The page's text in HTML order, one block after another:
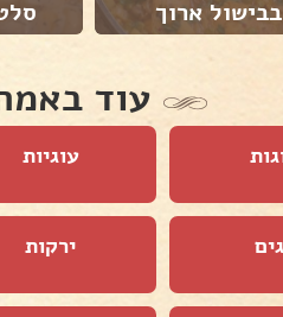
ארוך
עוד
עוגיות
ירקות